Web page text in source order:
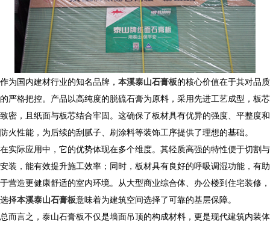
作为国内建材行业的知名品牌， 本溪泰山石膏板的核心价值在于其对品质
的严格把控。产品以高纯度的脱硫石膏为原料，采用先进工艺成型，板芯
致密，且纸面与板芯结合牢固。这确保了板材具有优异的强度、平整度和
防火性能，为后续的刮腻子、刷涂料等装饰工序提供了理想的基础。
在实际应用中，它的优势体现在多个维度。其轻质高强的特性便于切割与
安装，能有效提升施工效率；同时，板材具有良好的呼吸调湿功能，有助
于营造更健康舒适的室内环境。从大型商业综合体、办公楼到住宅装修，
选择本溪泰山石膏板意味着为建筑空间选择了可靠的基层保障。
总而言之，泰山石膏板不仅是墙面吊顶的构成材料，更是现代建筑内装体